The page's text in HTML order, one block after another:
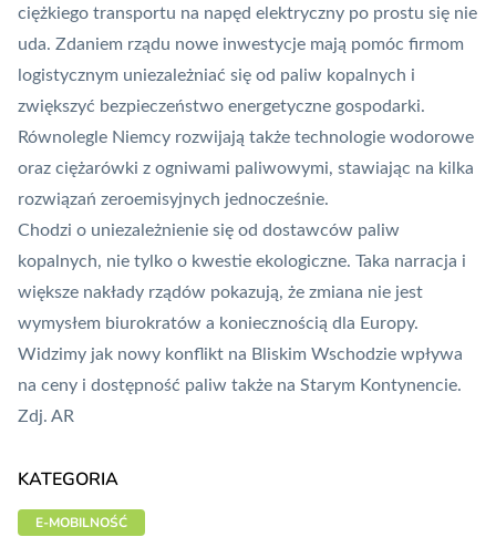
ciężkiego transportu na napęd elektryczny po prostu się nie
uda. Zdaniem rządu nowe inwestycje mają pomóc firmom
logistycznym uniezależniać się od paliw kopalnych i
zwiększyć bezpieczeństwo energetyczne gospodarki.
Równolegle Niemcy rozwijają także technologie wodorowe
oraz ciężarówki z ogniwami paliwowymi, stawiając na kilka
rozwiązań zeroemisyjnych jednocześnie.
Chodzi o uniezależnienie się od dostawców paliw
kopalnych, nie tylko o kwestie ekologiczne. Taka narracja i
większe nakłady rządów pokazują, że zmiana nie jest
wymysłem biurokratów a koniecznością dla Europy.
Widzimy jak nowy konflikt na Bliskim Wschodzie wpływa
na ceny i dostępność paliw także na Starym Kontynencie.
Zdj. AR
KATEGORIA
E-MOBILNOŚĆ